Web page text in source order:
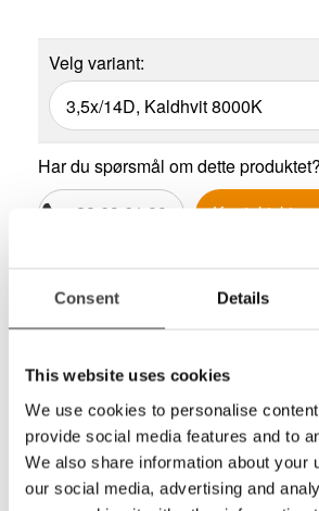
Consent Details
This website uses cookies
We use cookies to personalise
provide social media features and to
We also share information about your
our social media, advertising and
Velg variant:
Har du spørsmål om dette produktet?
22 69 61 00
Eschenbach Powerlux er en serie
formet som en pc mus. Eschenbach
med kaldt lys (8.000K) og varmt lys
har fått designpriser fra Red Dot og
coatet mot riper og for bedre